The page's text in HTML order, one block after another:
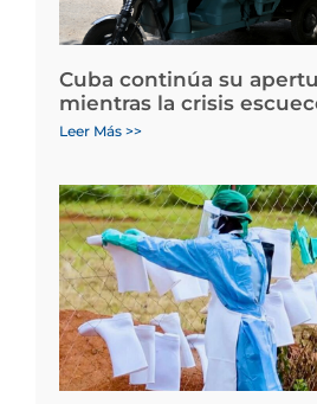
Cuba continúa su
mientras la crisis
Leer Más >>